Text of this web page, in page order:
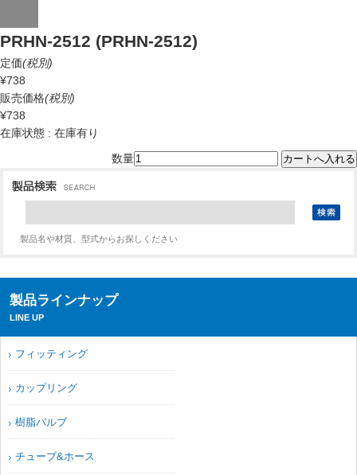
PRHN-2512 (PRHN-2512)
定価(税別)
¥738
販売価格(税別)
¥738
在庫状態 : 在庫有り
数量
製品名や材質、型式からお探しください
製品ラインナップ
LINE UP
フィッティング
カップリング
樹脂バルブ
チューブ&ホース